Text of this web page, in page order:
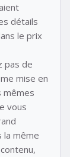
détails
le prix
pas de
mise en
mêmes
vous
la même